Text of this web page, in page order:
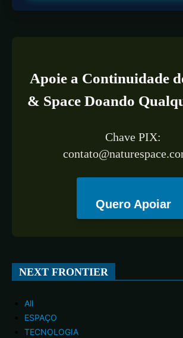
Apoie a Continuidade
& Space Doando
Chave PIX:
Quero Apoiar
NEXT FRONTIER
All
ESPAÇO
TECNOLOGIA